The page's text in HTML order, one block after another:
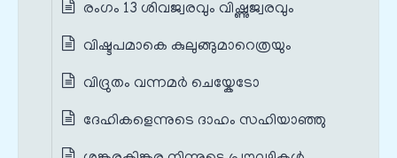
രംഗം 13 ശിവജ്വരവും വിഷ്ണുജ്വരവും
വിഷ്ടപമാകെ കുലുങ്ങുമാറെത്രയും
വിദ്രുതം വന്നമർ ചെയ്കേടോ
ദേഹികളെന്നുടെ ദാഹം സഹിയാഞ്ഞു